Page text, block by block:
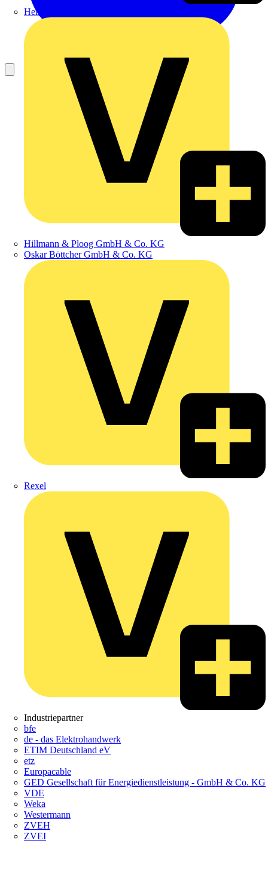
Heinrich Häusler GmbH
Hillmann & Ploog GmbH & Co. KG
Oskar Böttcher GmbH & Co. KG
Rexel
Industriepartner
bfe
de - das Elektrohandwerk
ETIM Deutschland eV
etz
Europacable
GED Gesellschaft für Energiedienstleistung - GmbH & Co. KG
VDE
Weka
Westermann
ZVEH
ZVEI